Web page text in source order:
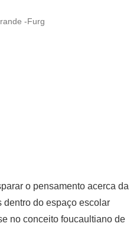
-Furg
o pensamento acerca da
dentro do espaço escolar
no conceito foucaultiano de